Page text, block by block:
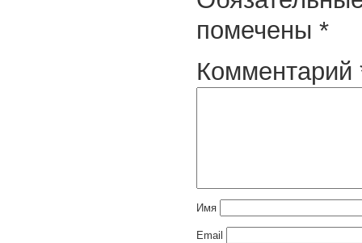
помечены *
Комментарий
Имя
Email